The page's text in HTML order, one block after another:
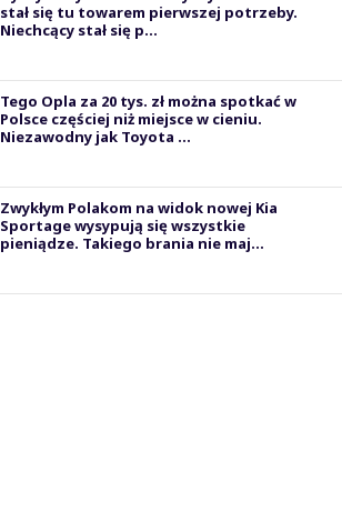
stał się tu towarem pierwszej potrzeby.
Niechcący stał się p...
Tego Opla za 20 tys. zł można spotkać w
Polsce częściej niż miejsce w cieniu.
Niezawodny jak Toyota ...
Zwykłym Polakom na widok nowej Kia
Sportage wysypują się wszystkie
pieniądze. Takiego brania nie maj...